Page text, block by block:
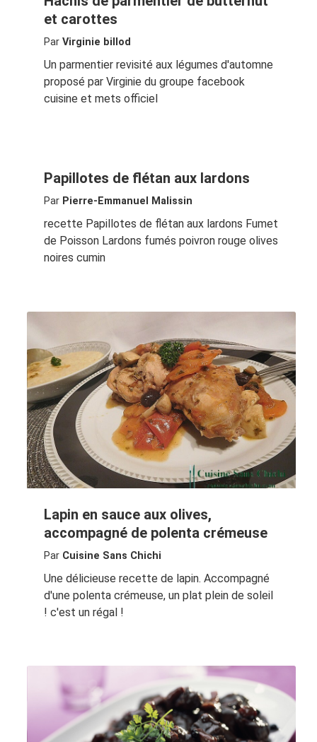
et carottes
Par Virginie billod
Un parmentier revisité aux légumes d'automne
proposé par Virginie du groupe facebook
cuisine et mets officiel
Papillotes de flétan aux lardons
Par Pierre-Emmanuel Malissin
recette Papillotes de flétan aux lardons Fumet
de Poisson Lardons fumés poivron rouge olives
noires cumin
Lapin en sauce aux olives,
accompagné de polenta crémeuse
Par Cuisine Sans Chichi
Une délicieuse recette de lapin. Accompagné
d'une polenta crémeuse, un plat plein de soleil
! c'est un régal !